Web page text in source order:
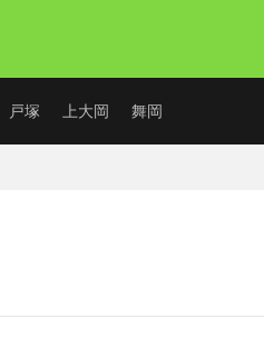
戸塚 上大岡 舞岡